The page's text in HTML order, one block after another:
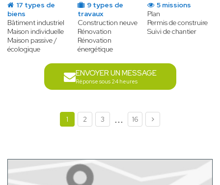
17 types de
biens
Bâtiment industriel
Maison individuelle
Maison passive /
écologique
9 types de
travaux
Construction neuve
Rénovation
Rénovation
énergétique
5 missions
Plan
Permis de construire
Suivi de chantier
ENVOYER UN MESSAGE
Réponse sous 24 heures
1 2 3 ... 16